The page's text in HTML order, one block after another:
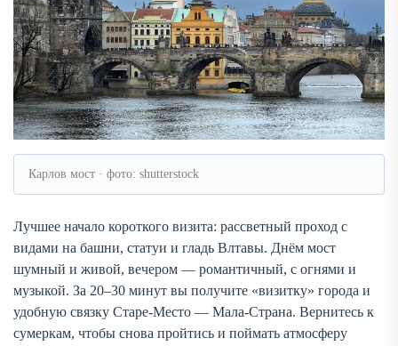
Карлов мост · фото: shutterstock
Лучшее начало короткого визита: рассветный проход с
видами на башни, статуи и гладь Влтавы. Днём мост
шумный и живой, вечером — романтичный, с огнями и
музыкой. За 20–30 минут вы получите «визитку» города и
удобную связку Старе-Место — Мала-Страна. Вернитесь к
сумеркам, чтобы снова пройтись и поймать атмосферу